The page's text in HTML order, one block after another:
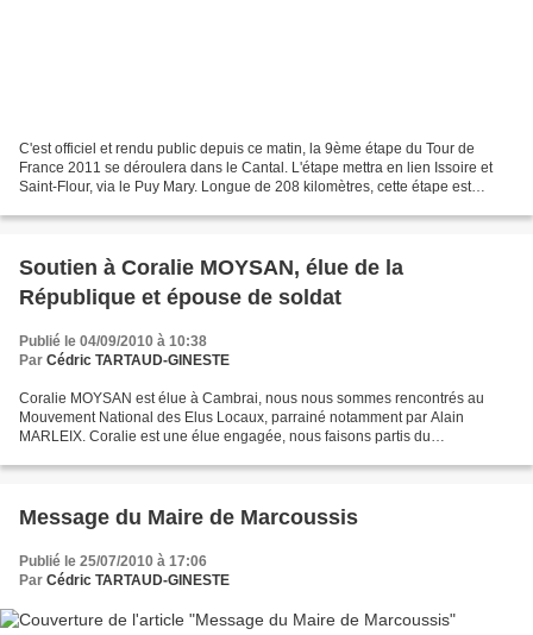
C'est officiel et rendu public depuis ce matin, la 9ème étape du Tour de
France 2011 se déroulera dans le Cantal. L'étape mettra en lien Issoire et
Saint-Flour, via le Puy Mary. Longue de 208 kilomètres, cette étape est
Soutien à Coralie MOYSAN, élue de la
République et épouse de soldat
Publié le 04/09/2010 à 10:38
Par Cédric TARTAUD-GINESTE
Coralie MOYSAN est élue à Cambrai, nous nous sommes rencontrés au
Mouvement National des Elus Locaux, parrainé notamment par Alain
MARLEIX. Coralie est une élue engagée, nous faisons partis du
Message du Maire de Marcoussis
Publié le 25/07/2010 à 17:06
Par Cédric TARTAUD-GINESTE